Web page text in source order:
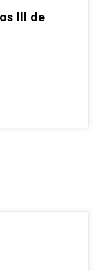
III de